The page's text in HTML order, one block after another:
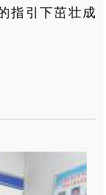
指引下茁壮成